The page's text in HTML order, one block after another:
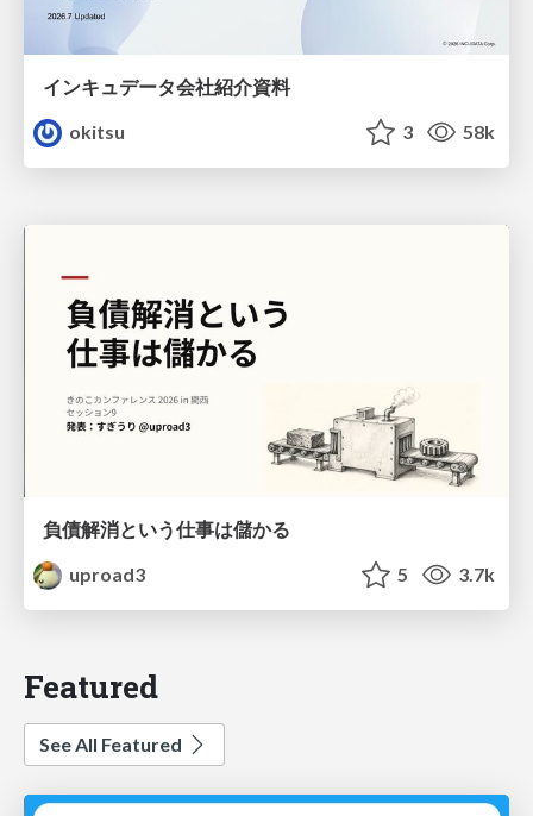
インキュデータ会社紹介資料
okitsu
3 58k
負債解消という仕事は儲かる
uproad3
5 3.7k
Featured
See All Featured